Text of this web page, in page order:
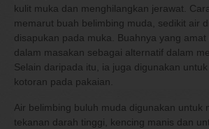
kulit muka dan menghilangkan jerawat.
memarut buah belimbing muda, sedikit air
disapukan pada muka. Buahnya yang
dalam masakan sebagai alternatif dalam
Selain daripada itu, ia juga digunakan
kotoran pada pakaian.
Air belimbing buluh muda digunakan untuk
tekanan darah tinggi, kencing manis dan